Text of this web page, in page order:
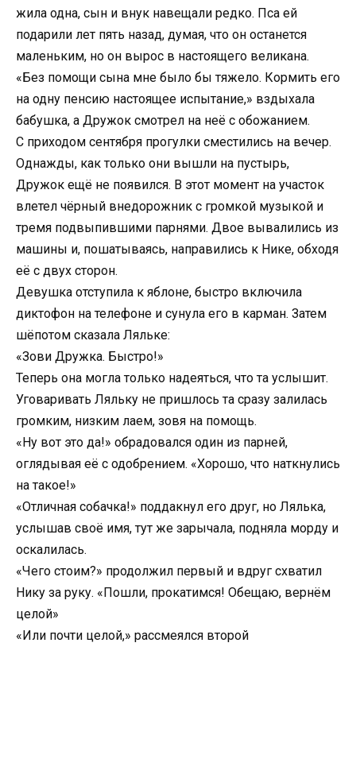
жила одна, сын и внук навещали редко. Пса ей
подарили лет пять назад, думая, что он останется
маленьким, но он вырос в настоящего великана.
«Без помощи сына мне было бы тяжело. Кормить его
на одну пенсию настоящее испытание,» вздыхала
бабушка, а Дружок смотрел на неё с обожанием.
С приходом сентября прогулки сместились на вечер.
Однажды, как только они вышли на пустырь,
Дружок ещё не появился. В этот момент на участок
влетел чёрный внедорожник с громкой музыкой и
тремя подвыпившими парнями. Двое вывалились из
машины и, пошатываясь, направились к Нике, обходя
её с двух сторон.
Девушка отступила к яблоне, быстро включила
диктофон на телефоне и сунула его в карман. Затем
шёпотом сказала Ляльке:
«Зови Дружка. Быстро!»
Теперь она могла только надеяться, что та услышит.
Уговаривать Ляльку не пришлось та сразу залилась
громким, низким лаем, зовя на помощь.
«Ну вот это да!» обрадовался один из парней,
оглядывая её с одобрением. «Хорошо, что наткнулись
на такое!»
«Отличная собачка!» поддакнул его друг, но Лялька,
услышав своё имя, тут же зарычала, подняла морду и
оскалилась.
«Чего стоим?» продолжил первый и вдруг схватил
Нику за руку. «Пошли, прокатимся! Обещаю, вернём
целой»
«Или почти целой,» рассмеялся второй